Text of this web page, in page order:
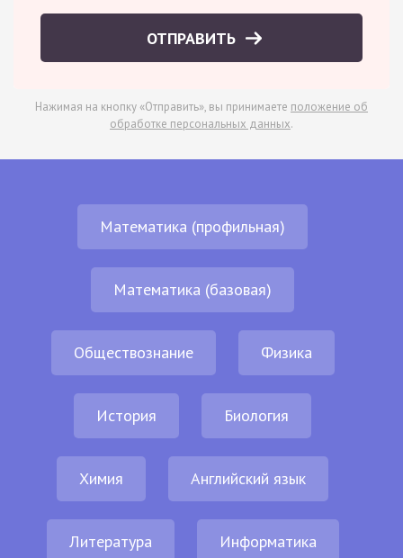
ОТПРАВИТЬ
Нажимая на кнопку «Отправить», вы принимаете положение об
обработке персональных данных.
Математика (профильная)
Математика (базовая)
Обществознание Физика
История Биология
Химия Английский язык
Литература Информатика